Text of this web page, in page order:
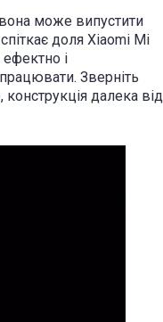
може випустити
доля Xiaomi Mi
і
Зверніть
далека від